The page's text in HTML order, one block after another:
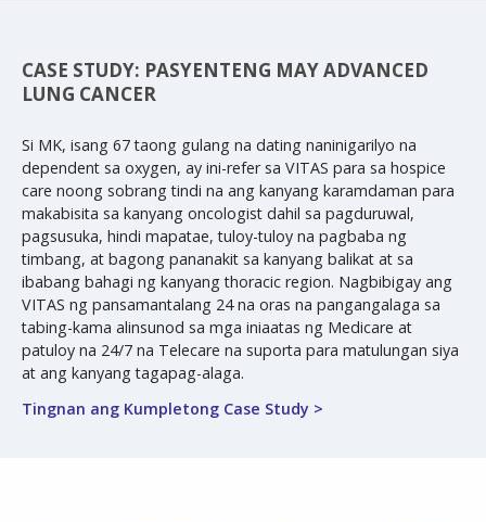
CASE STUDY: PASYENTENG MAY ADVANCED
LUNG CANCER
Si MK, isang 67 taong gulang na dating naninigarilyo na
dependent sa oxygen, ay ini-refer sa VITAS para sa hospice
care noong sobrang tindi na ang kanyang karamdaman para
makabisita sa kanyang oncologist dahil sa pagduruwal,
pagsusuka, hindi mapatae, tuloy-tuloy na pagbaba ng
timbang, at bagong pananakit sa kanyang balikat at sa
ibabang bahagi ng kanyang thoracic region. Nagbibigay ang
VITAS ng pansamantalang 24 na oras na pangangalaga sa
tabing-kama alinsunod sa mga iniaatas ng Medicare at
patuloy na 24/7 na Telecare na suporta para matulungan siya
at ang kanyang tagapag-alaga.
Tingnan ang Kumpletong Case Study >